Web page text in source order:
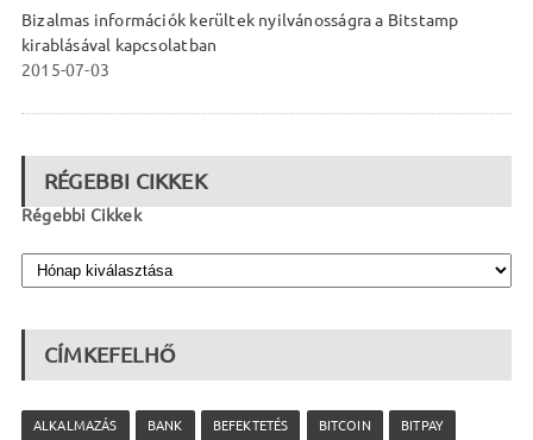
Bizalmas információk kerültek nyilvánosságra a Bitstamp
kirablásával kapcsolatban
2015-07-03
RÉGEBBI CIKKEK
Régebbi Cikkek
CÍMKEFELHŐ
ALKALMAZÁS BANK BEFEKTETÉS BITCOIN BITPAY